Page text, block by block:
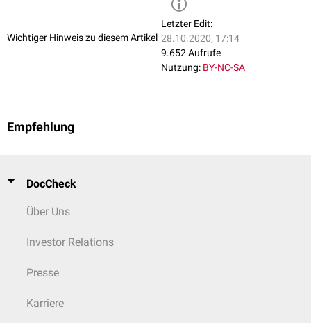
Wichtiger Hinweis zu diesem Artikel
Letzter Edit:
28.10.2020, 17:14
9.652 Aufrufe
Nutzung: BY-NC-SA
Empfehlung
DocCheck
Über Uns
Investor Relations
Presse
Karriere